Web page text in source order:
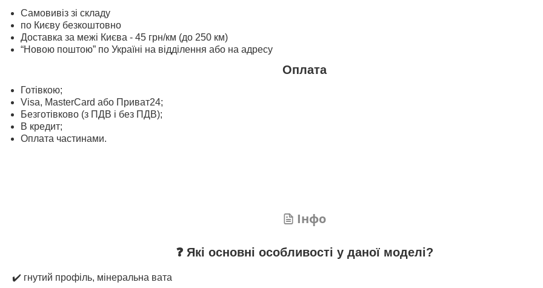
Самовивіз зі складу
по Києву безкоштовно
Доставка за межі Києва - 45 грн/км (до 250 км)
“Новою поштою” по Україні на відділення або на адресу
Оплата
Готівкою;
Visa, MasterСard або Приват24;
Безготівково (з ПДВ і без ПДВ);
В кредит;
Оплата частинами.
Інфо
❓ Які основні особливості у даної моделі?
✔️ гнутий профіль, мінеральна вата